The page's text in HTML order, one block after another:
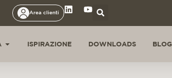
Area clienti
ISPIRAZIONE DOWNLOADS BLOG